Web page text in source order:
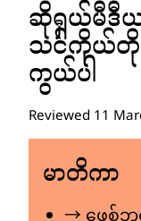
ဆိုရှယ်မီဒီ
သင်ကိုယ်တို
ကွယ်ပါ
Reviewed 11
မာတိကာ
→ ဖေ့စ်